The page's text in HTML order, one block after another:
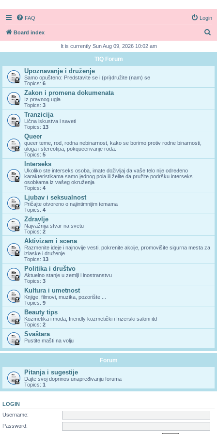
FAQ Login
Board index
r
It is currently Sun Aug 09, 2026 10:02 am
TIQ Forum
Upoznavanje i druženje
Samo opušteno: Predstavite se i (pri)družite (nam) se
Topics: 6
Zakon i promena dokumenata
Iz pravnog ugla
Topics: 3
Tranzicija
Lična iskustva i saveti
Topics: 13
Queer
queer teme, rod, rodna nebinarnost, kako se borimo protiv rodne binarnosti,
uloga i stereotipa, pokqueerivanje roda.
Topics: 5
Interseks
Ukoliko ste interseks osoba, imate doživljaj da vaše telo nije određeno
karakteristikama samo jednog pola ili želite da pružite podršku interseks
osobi/ama iz vašeg okruženja
Topics: 4
Ljubav i seksualnost
Pričajte otvoreno o najintimnijim temama
Topics: 4
Zdravlje
Najvažnija stvar na svetu
Topics: 2
Aktivizam i scena
Razmenite ideje i najnovije vesti, pokrenite akcije, promovišite sigurna mesta za
izlaske i druženje
Topics: 13
Politika i društvo
Aktuelno stanje u zemlji i inostranstvu
Topics: 3
Kultura i umetnost
Knjige, filmovi, muzika, pozorište ...
Topics: 9
Beauty tips
Kozmetika i moda, friendly kozmetički i frizerski saloni itd
Topics: 2
Svaštara
Pustite mašti na volju
Forum
Pitanja i sugestije
Dajte svoj doprinos unapređivanju foruma
Topics: 1
LOGIN
Username:
Password: